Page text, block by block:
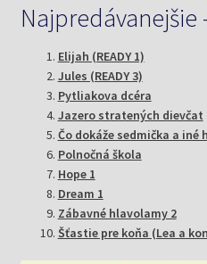
Najpredávanejšie
Elijah (READY 1)
Jules (READY 3)
Pytliakova dcéra
Jazero stratených dievčat
Čo dokáže sedmička a iné
Polnočná škola
Hope 1
Dream 1
Zábavné hlavolamy 2
Šťastie pre koňa (Lea a